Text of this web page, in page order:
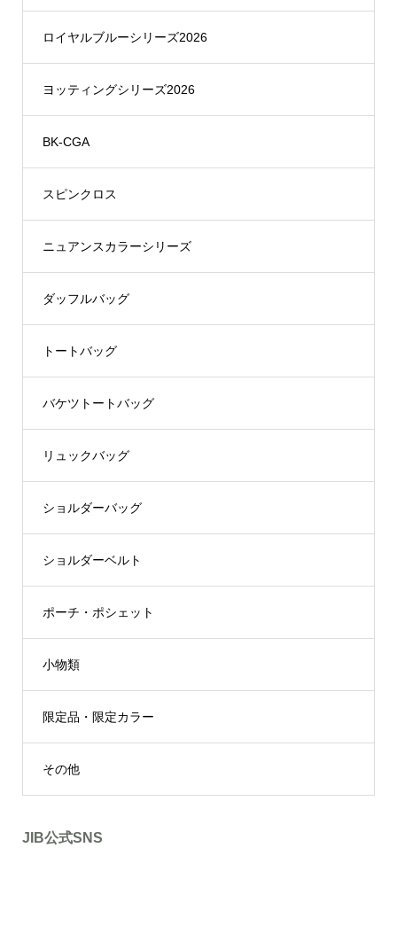
ロイヤルブルーシリーズ2026
ヨッティングシリーズ2026
BK-CGA
スピンクロス
ニュアンスカラーシリーズ
ダッフルバッグ
トートバッグ
バケツトートバッグ
リュックバッグ
ショルダーバッグ
ショルダーベルト
ポーチ・ポシェット
小物類
限定品・限定カラー
その他
JIB公式SNS